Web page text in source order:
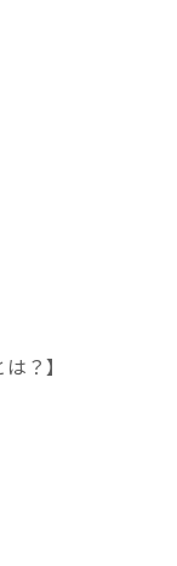
？】